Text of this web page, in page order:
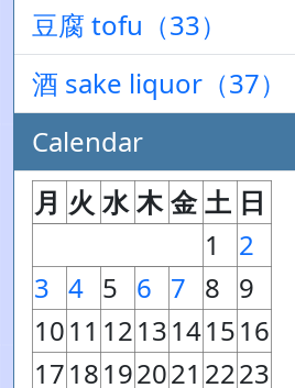
豆腐 tofu（33）
酒 sake liquor（37）
Calendar
月 火 水 木 金 土 日
1
2
3 4 5 6 7 8 9
1011 1213141516
1718192021 2223